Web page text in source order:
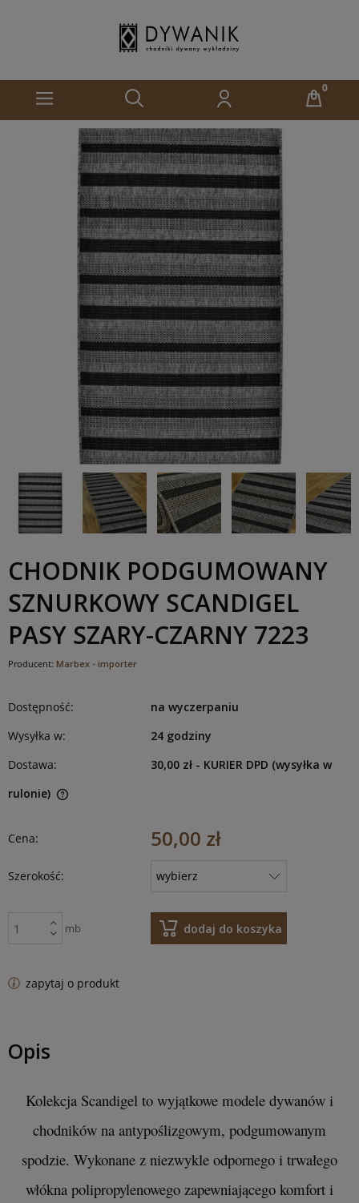
CHODNIK PODGUMOWANY
SZNURKOWY SCANDIGEL
PASY SZARY-CZARNY 7223
Producent: Marbex - importer
Dostępność:
na wyczerpaniu
Wysyłka w:
24 godziny
Dostawa:
30,00 zł - KURIER DPD (wysyłka w
rulonie)
Cena: 50,00 zł
Szerokość:
mb dodaj do koszyka
zapytaj o produkt
Opis
Kolekcja Scandigel to wyjątkowe modele dywanów i
chodników na antypoślizgowym, podgumowanym
spodzie. Wykonane z niezwykle odpornego i trwałego
włókna polipropylenowego zapewniającego komfort i